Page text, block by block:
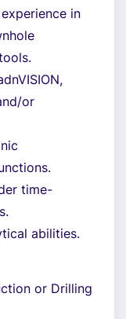
in
or
time-
abilities.
or Drilling